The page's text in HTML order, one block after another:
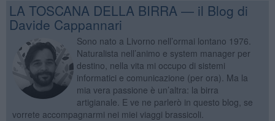
LA TOSCANA DELLA BIRRA — il Blog di
Davide Cappannari
Sono nato a Livorno nell’ormai lontano 1976.
Naturalista nell’animo e system manager per
destino, nella vita mi occupo di sistemi
informatici e comunicazione (per ora). Ma la
mia vera passione è un’altra: la birra
artigianale. E ve ne parlerò in questo blog, se
vorrete accompagnarmi nei miei viaggi brassicoli.